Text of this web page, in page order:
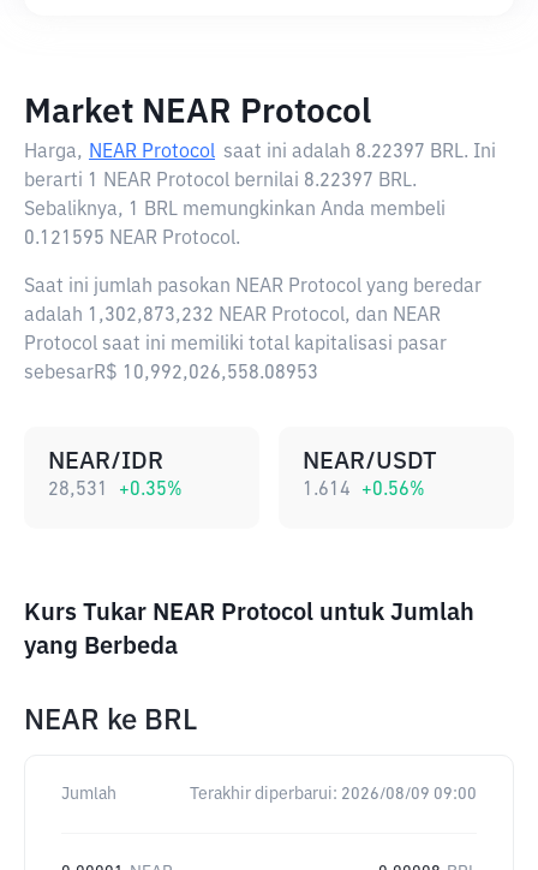
Market NEAR Protocol
Harga, NEAR Protocol saat ini adalah 8.22397 BRL. Ini
berarti 1 NEAR Protocol bernilai 8.22397 BRL.
Sebaliknya, 1 BRL memungkinkan Anda membeli
0.121595 NEAR Protocol.
Saat ini jumlah pasokan NEAR Protocol yang beredar
adalah 1,302,873,232 NEAR Protocol, dan NEAR
Protocol saat ini memiliki total kapitalisasi pasar
sebesarR$ 10,992,026,558.08953
NEAR/IDR
28,531 +0.35%
NEAR/USDT
1.614 +0.56%
Kurs Tukar NEAR Protocol untuk Jumlah
yang Berbeda
NEAR ke BRL
Jumlah Terakhir diperbarui: 2026/08/09 09:00